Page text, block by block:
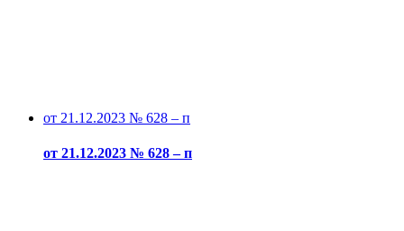
от 21.12.2023 № 628 – п
от 21.12.2023 № 628 – п